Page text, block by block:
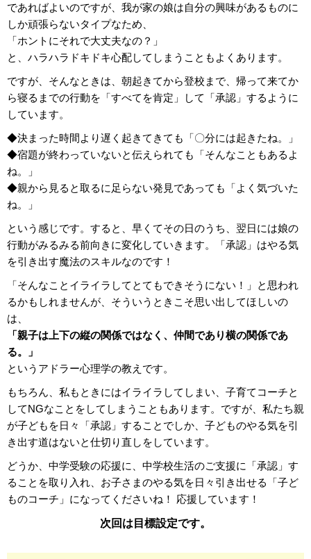
であればよいのですが、我が家の娘は自分の興味があるものに
しか頑張らないタイプなため、
「ホントにそれで大丈夫なの？」
と、ハラハラドキドキ心配してしまうこともよくあります。
ですが、そんなときは、朝起きてから登校まで、帰って来てか
ら寝るまでの行動を「すべてを肯定」して「承認」するように
しています。
◆決まった時間より遅く起きてきても「〇分には起きたね。」
◆宿題が終わっていないと伝えられても「そんなこともあるよ
ね。」
◆親から見ると取るに足らない発見であっても「よく気づいた
ね。」
という感じです。すると、早くてその日のうち、翌日には娘の
行動がみるみる前向きに変化していきます。「承認」はやる気
を引き出す魔法のスキルなのです！
「そんなことイライラしてとてもできそうにない！」と思われ
るかもしれませんが、そういうときこそ思い出してほしいの
は、
「親子は上下の縦の関係ではなく、仲間であり横の関係であ
る。」
というアドラー心理学の教えです。
もちろん、私もときにはイライラしてしまい、子育てコーチと
してNGなことをしてしまうこともあります。ですが、私たち親
が子どもを日々「承認」することでしか、子どものやる気を引
き出す道はないと仕切り直しをしています。
どうか、中学受験の応援に、中学校生活のご支援に「承認」す
ることを取り入れ、お子さまのやる気を日々引き出せる「子ど
ものコーチ」になってくださいね！ 応援しています！
次回は目標設定です。